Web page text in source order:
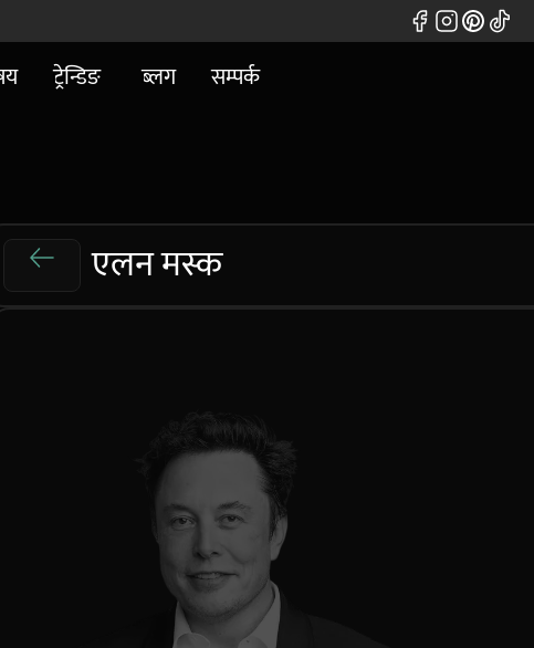
ट्रेन्डिङ ब्लग सम्पर्क
एलन मस्क